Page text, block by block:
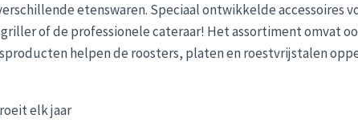
etenswaren. Speciaal ontwikkelde accessoires
of de professionele cateraar! Het assortiment omvat
helpen de roosters, platen en roestvrijstalen
elk jaar